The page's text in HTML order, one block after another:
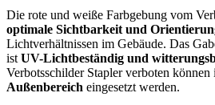
Die rote und weiße Farbgebung vom
optimale Sichtbarkeit und
Lichtverhältnissen im Gebäude. Das
ist UV-Lichtbeständig und
Verbotsschilder Stapler verboten können
Außenbereich eingesetzt werden.